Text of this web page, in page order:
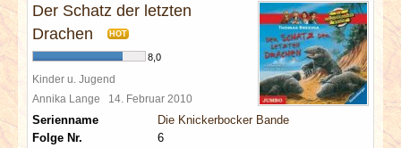
Der Schatz der letzten
Drachen
HOT
8,0
Kinder u. Jugend
Annika Lange 14. Februar 2010
Serienname
Die Knickerbocker Bande
Folge Nr.
6